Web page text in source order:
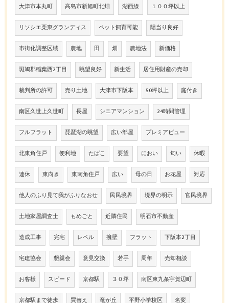
大津市本丸町 高島市新旭町北畑 湖西線 １００坪以上
リソシエ栗東グランディス ペット飼育可能 陽当り良好
市街化調整区域 農地 田 畑 農地法 新価格
斑鳩郡稲葉西2丁目 眺望良好 新生活 居住用財産の売却
裁判所の許可 売り土地 大津市下阪本 50坪以上 庭付き
南区久世上久世町 長屋 シニアマンション 24時間管理
フルフラット 琵琶湖の眺望 広い部屋 プレミアビュー
北東角住戸 便利地 たばこ 要望 におい 匂い 休暇
連休 東向き 東南角住戸 広い 母の日 お花屋 対応
他人のふり見て我がふりなおせ 民民境界 境界の明示 官民境界
土地家屋調査士 もめごと 近隣住民 明石市不動産
造成工事 完宅 レベル 擁壁 フラット 下阪本2丁目
宅建協会 懇親会 意見交換 若手 周年 売却相談
お客様 スピード 京都駅 ３０坪 南区東九条宇賀辺町
京都駅まで徒歩 買替え 竜が丘 平野小学校区 名変